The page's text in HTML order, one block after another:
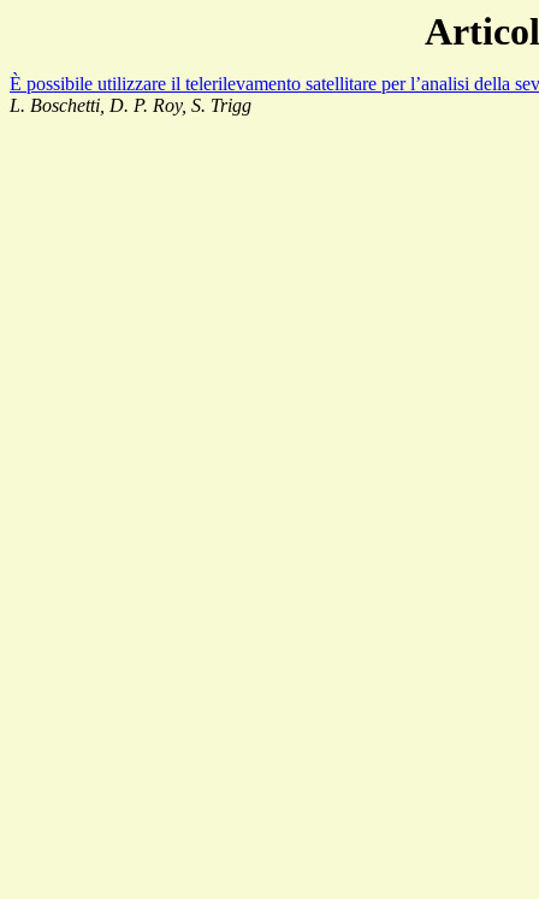
È possibile utilizzare il telerilevamento satellitare per l’analisi della
L. Boschetti, D. P. Roy, S. Trigg